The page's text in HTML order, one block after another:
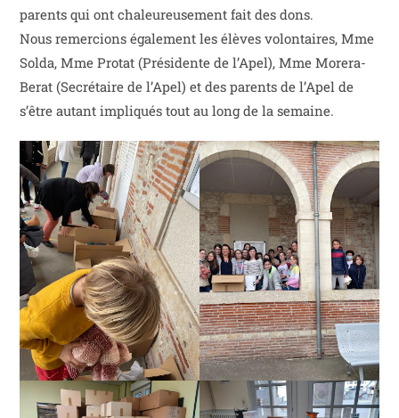
parents qui ont chaleureusement fait des dons.
Nous remercions également les élèves volontaires, Mme
Solda, Mme Protat (Présidente de l’Apel), Mme Morera-
Berat (Secrétaire de l’Apel) et des parents de l’Apel de
s’être autant impliqués tout au long de la semaine.